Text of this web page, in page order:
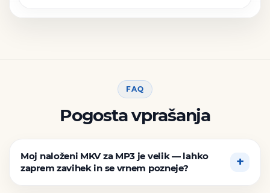
FAQ
Pogosta vprašanja
Moj naloženi MKV za MP3 je velik — lahko
zaprem zavihek in se vrnem pozneje?